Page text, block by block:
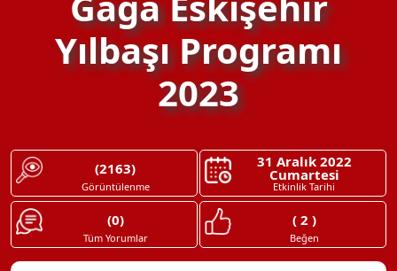
Yılbaşı Programı
2023
(2163)
Görüntülenme
31 Aralık 2022
Cumartesi
Etkinlik Tarihi
(0)
Tüm Yorumlar
( 2 )
Beğen